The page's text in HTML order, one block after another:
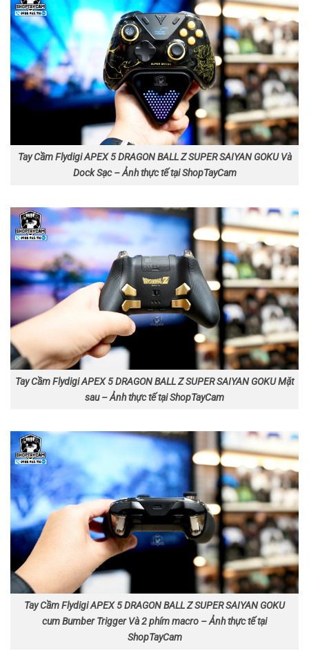
Tay Cầm Flydigi APEX 5 DRAGON BALL Z SUPER SAIYAN GOKU Và
Dock Sạc – Ảnh thực tế tại ShopTayCam
Tay Cầm Flydigi APEX 5 DRAGON BALL Z SUPER SAIYAN GOKU Mặt
sau – Ảnh thực tế tại ShopTayCam
Tay Cầm Flydigi APEX 5 DRAGON BALL Z SUPER SAIYAN GOKU
cum Bumber Trigger Và 2 phím macro – Ảnh thực tế tại
ShopTayCam